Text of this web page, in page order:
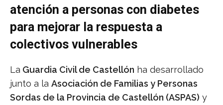
atención a personas con diabetes
para mejorar la respuesta a
colectivos vulnerables
La Guardia Civil de Castellón ha desarrollado
junto a la Asociación de Familias y Personas
Sordas de la Provincia de Castellón (ASPAS) y